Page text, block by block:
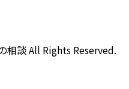
相談 All Rights Reserved.